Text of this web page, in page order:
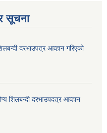
सूचना
दरभाउपत्र आव्हान गरिएको
शिलबन्दी दरभाउपदत्र आव्हान